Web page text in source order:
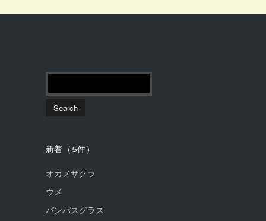
新着（5件）
オカメザクラ
ウメ
パンパスグラス